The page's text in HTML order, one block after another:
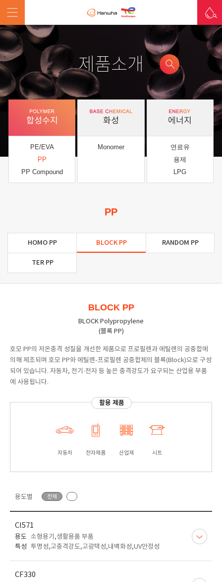
제품소개
합성수지
PE/EVA
PP
PP Compound
화성
Monomer
에너지
연료유
용제
LPG
PP
HOMO PP BLOCK PP RANDOM PP
TER PP
BLOCK PP
BLOCK Polypropylene
(블록 PP)
호모 PP의 저온충격 성질을 개선한 제품으로 프로필렌과 에틸렌의 공중합에
의해 제조되며 호모 PP와 에틸렌-프로필렌 공중합체의 블록(Block)으로 구성
되어 있습니다. 자동차, 전기·전자 등 높은 충격강도가 요구되는 산업용 부품
에 사용됩니다.
활용 제품
자동차 전자제품 산업재 시트
용도별 전체
CI571
용도 소형용기,생활용품 부품
특성 투명성,고충격강도,고광택성,내백화성,UV안정성
CF330